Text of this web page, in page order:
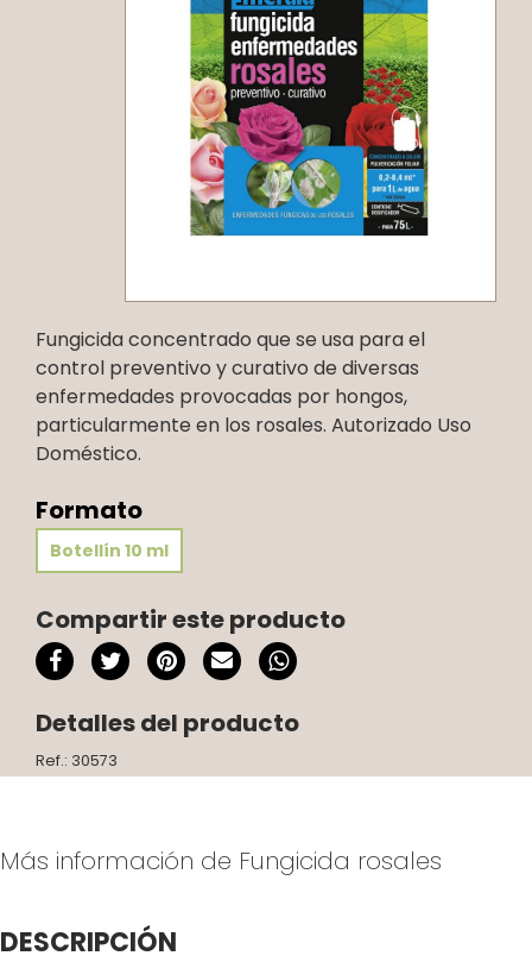
Fungicida concentrado que se usa para el
control preventivo y curativo de diversas
enfermedades provocadas por hongos,
particularmente en los rosales. Autorizado Uso
Doméstico.
Formato
Botellín 10 ml
Compartir este producto
Detalles del producto
Ref.: 30573
Más información de Fungicida rosales
DESCRIPCIÓN